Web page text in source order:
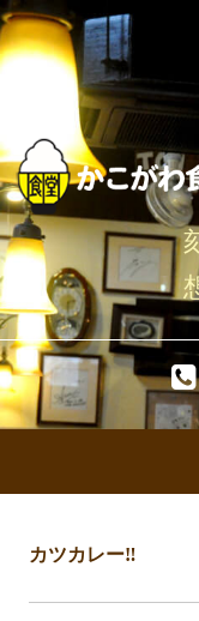
カツカレー‼️